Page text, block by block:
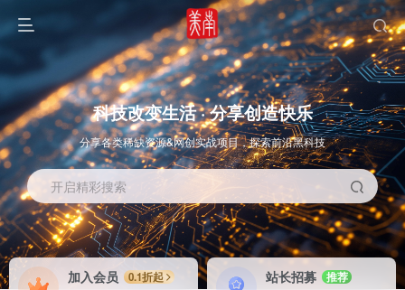
OS教程 SOFT教程
科技改变生活 · 分享创造快乐
分享各类稀缺资源&网创实战项目，探索前沿黑科技
开启精彩搜索
加入会员
0.1折起
站长招募
推荐